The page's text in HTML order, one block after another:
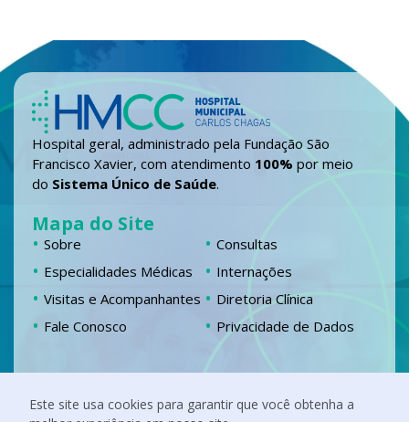
Este site usa cookies para garantir que você obtenha a
Hospital geral, administrado pela Fundação São
Francisco Xavier, com atendimento 100% por meio
do Sistema Único de Saúde.
Mapa do Site
Sobre
Consultas
Especialidades Médicas
Internações
Visitas e Acompanhantes
Diretoria Clínica
Fale Conosco
Privacidade de Dados
Chácara Fernando Jardim, 555 Campestre,